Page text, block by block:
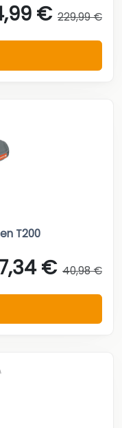
€ 229,99 €
T200
€ 40,98 €